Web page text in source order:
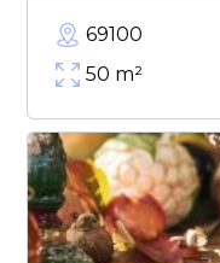
69100
50 m²